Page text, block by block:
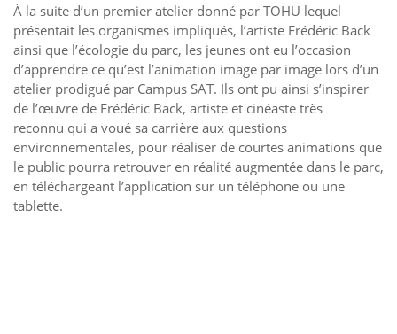
À la suite d’un premier atelier donné par TOHU lequel
présentait les organismes impliqués, l’artiste Frédéric Back
ainsi que l’écologie du parc, les jeunes ont eu l’occasion
d’apprendre ce qu’est l’animation image par image lors d’un
atelier prodigué par Campus SAT. Ils ont pu ainsi s’inspirer
de l’œuvre de Frédéric Back, artiste et cinéaste très
reconnu qui a voué sa carrière aux questions
environnementales, pour réaliser de courtes animations que
le public pourra retrouver en réalité augmentée dans le parc,
en téléchargeant l’application sur un téléphone ou une
tablette.